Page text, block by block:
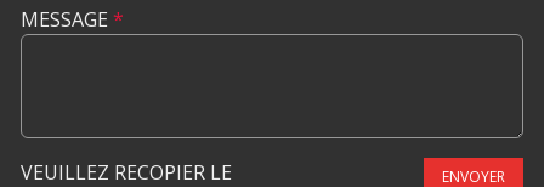
MESSAGE *
VEUILLEZ RECOPIER LE ENVOYER